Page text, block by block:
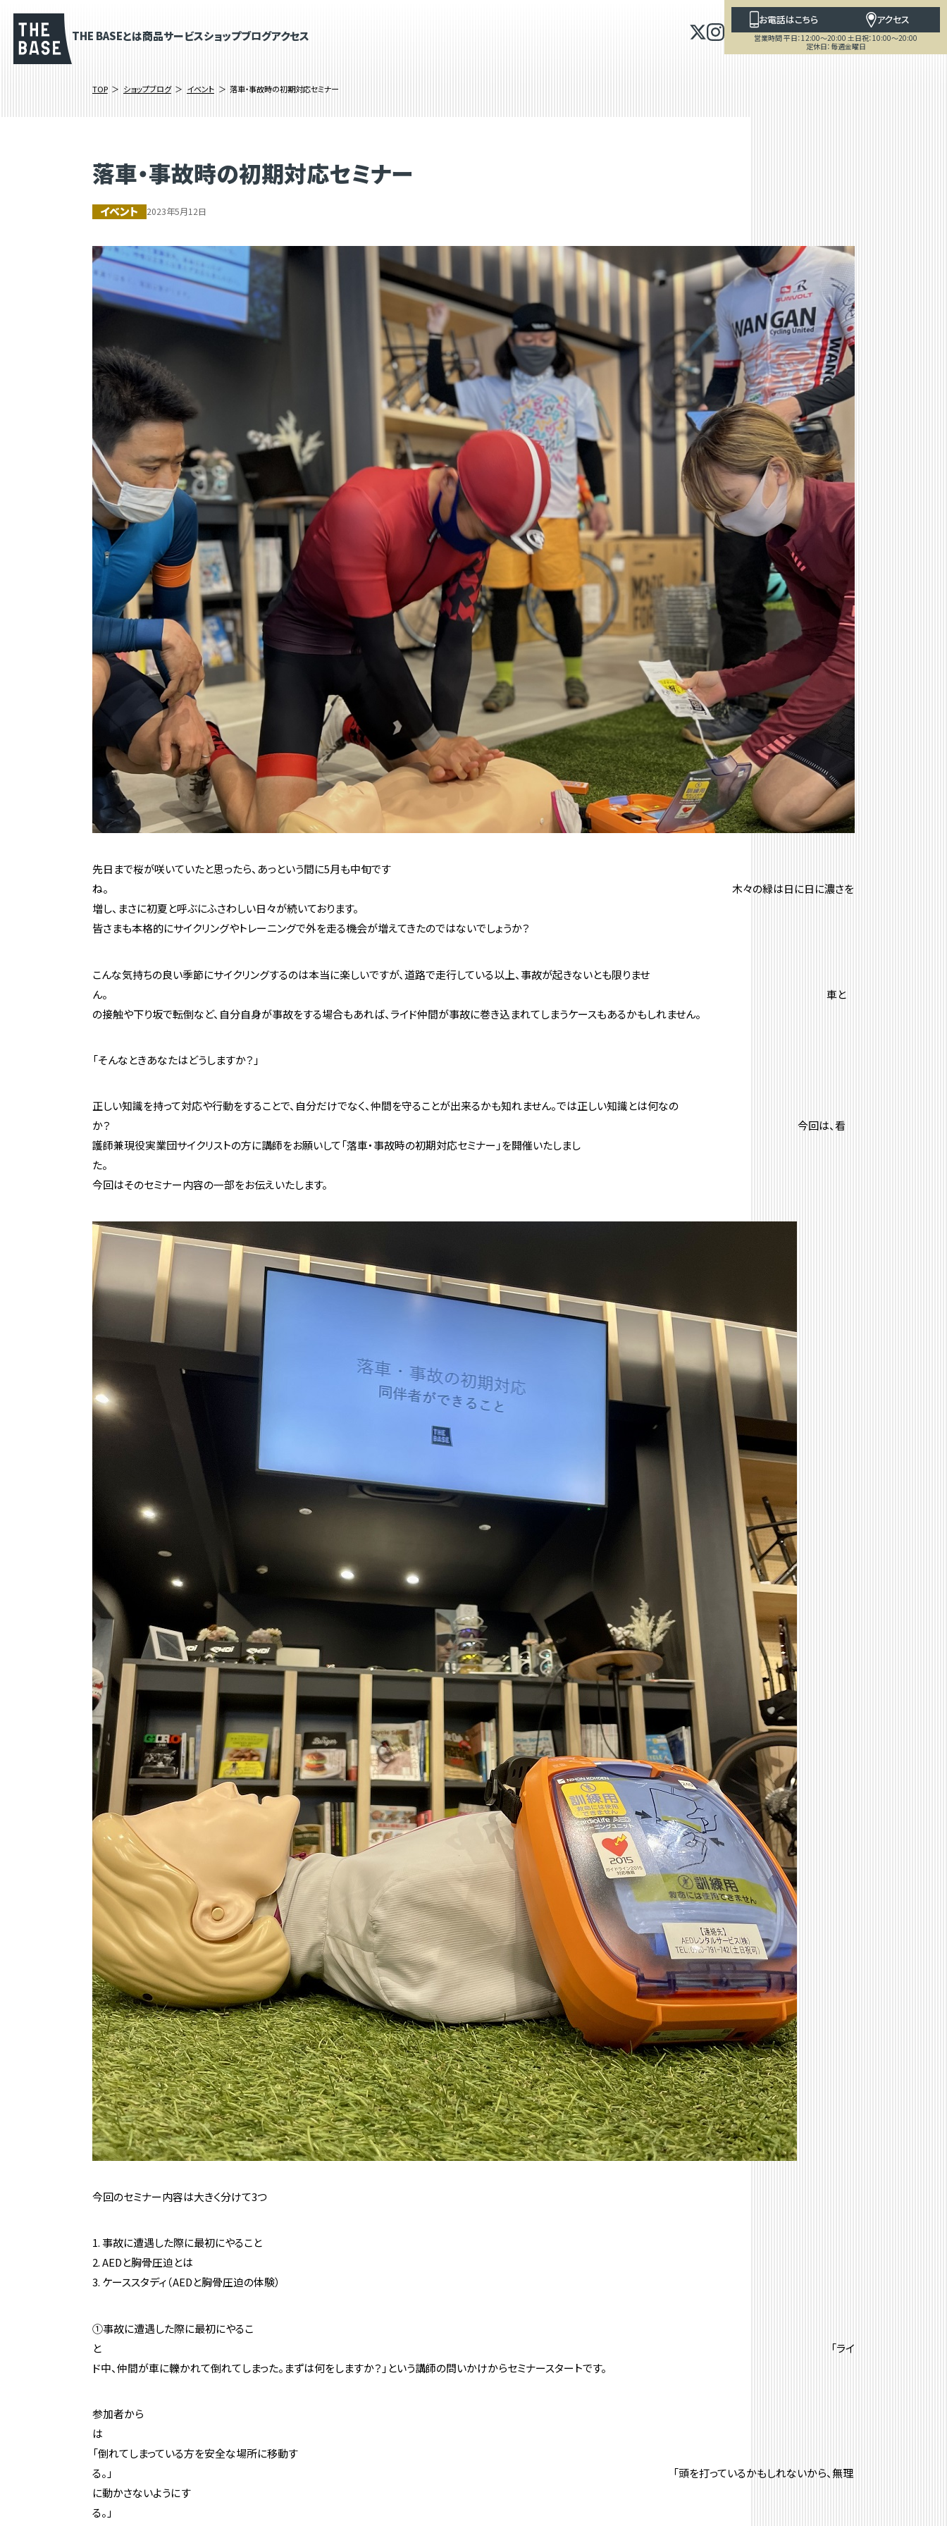
THE BASEとは商品サービスショップブログアクセス
お電話はこちら アクセス
営業時間 平日：12:00～20:00 土日祝：10:00～20:00
定休日：毎週金曜日
TOP ショップブログ イベント 落車・事故時の初期対応セミナー
落車・事故時の初期対応セミナー
イベント 2023年5月12日
先日まで桜が咲いていたと思ったら、あっという間に5月も中旬です
ね。 木々の緑は日に日に濃さを
増し、まさに初夏と呼ぶにふさわしい日々が続いております。
皆さまも本格的にサイクリングやトレーニングで外を走る機会が増えてきたのではないでしょうか？
こんな気持ちの良い季節にサイクリングするのは本当に楽しいですが、道路で走行している以上、事故が起きないとも限りませ
ん。 車と
の接触や下り坂で転倒など、自分自身が事故をする場合もあれば、ライド仲間が事故に巻き込まれてしまうケースもあるかもしれません。
「そんなときあなたはどうしますか？」
正しい知識を持って対応や行動をすることで、自分だけでなく、仲間を守ることが出来るかも知れません。では正しい知識とは何なの
か？ 今回は、看
護師兼現役実業団サイクリストの方に講師をお願いして「落車・事故時の初期対応セミナー」を開催いたしまし
た。
今回はそのセミナー内容の一部をお伝えいたします。
今回のセミナー内容は大きく分けて3つ
事故に遭遇した際に最初にやること
AEDと胸骨圧迫とは
ケーススタディ（AEDと胸骨圧迫の体験）
①事故に遭遇した際に最初にやるこ
と 「ライ
ド中、仲間が車に轢かれて倒れてしまった。まずは何をしますか？」という講師の問いかけからセミナースタートです。
参加者から
「倒れてしまっている方を安全な場所に移動す
る。」 「頭を打っているかもしれないから、無理
に動かさないようにす
る。」